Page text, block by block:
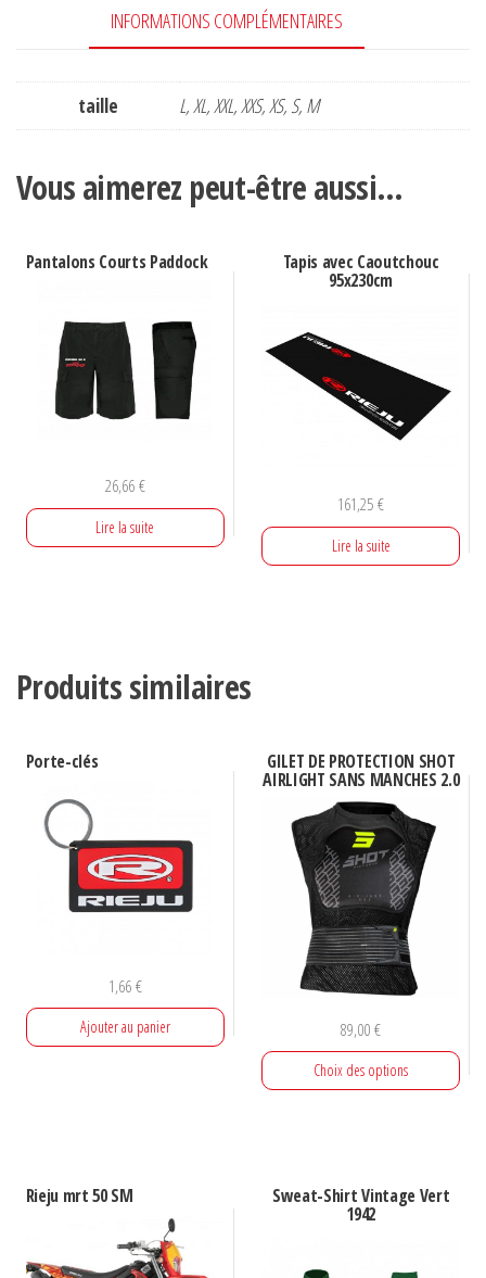
INFORMATIONS COMPLÉMENTAIRES
taille L, XL, XXL, XXS, XS, S, M
Vous aimerez peut-être aussi…
Pantalons Courts Paddock
26,66€
Lire la suite
Tapis avec Caoutchouc
95x230cm
161,25€
Lire la suite
Produits similaires
Porte-clés
1,66€
Ajouter au panier
GILET DE PROTECTION SHOT
AIRLIGHT SANS MANCHES 2.0
89,00€
Choix des options
plusieurs
Rieju mrt 50 SM Sweat-Shirt Vintage Vert
1942